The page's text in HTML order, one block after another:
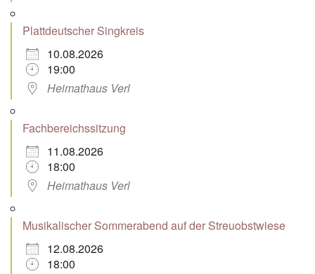
Plattdeutscher Singkreis
10.08.2026
19:00
Heimathaus Verl
Fachbereichssitzung
11.08.2026
18:00
Heimathaus Verl
Musikalischer Sommerabend auf der Streuobstwiese
12.08.2026
18:00